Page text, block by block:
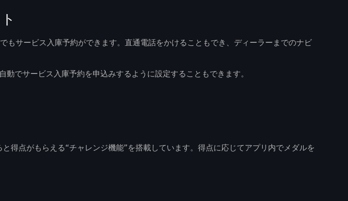
サービス入庫予約ができます。直通電話をかけることもでき、ディーラーまでのナビ
でサービス入庫予約を申込みするように設定することもできます。
得点がもらえる“チャレンジ機能”を搭載しています。得点に応じてアプリ内でメダルを